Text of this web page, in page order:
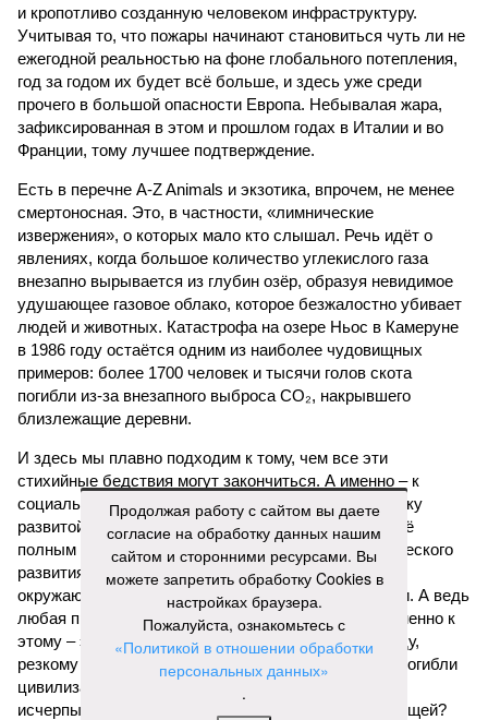
и кропотливо созданную человеком инфраструктуру.
Учитывая то, что пожары начинают становиться чуть ли не
ежегодной реальностью на фоне глобального потепления,
год за годом их будет всё больше, и здесь уже среди
прочего в большой опасности Европа. Небывалая жара,
зафиксированная в этом и прошлом годах в Италии и во
Франции, тому лучшее подтверждение.
Есть в перечне A-Z Animals и экзотика, впрочем, не менее
смертоносная. Это, в частности, «лимнические
извержения», о которых мало кто слышал. Речь идёт о
явлениях, когда большое количество углекислого газа
внезапно вырывается из глубин озёр, образуя невидимое
удушающее газовое облако, которое безжалостно убивает
людей и животных. Катастрофа на озере Ньос в Камеруне
в 1986 году остаётся одним из наиболее чудовищных
примеров: более 1700 человек и тысячи голов скота
погибли из-за внезапного выброса CO₂, накрывшего
близлежащие деревни.
И здесь мы плавно подходим к тому, чем все эти
стихийные бедствия могут закончиться. А именно – к
социальному коллапсу, то есть фактическому упадку
развитой цивилизации, зачастую с последующим её
полным уничтожением. Среди причин такого трагического
развития событий учёные называют деградацию
окружающей среды, истощение ресурсов и болезни. А ведь
любая природная катастрофа непременно ведёт именно к
этому – экономическому кризису, эпидемиям, голоду,
резкому сокращению численности населения. Так погибли
цивилизации шумеров, майя, кхмеров – список не
исчерпывающий. Какая цивилизация будет следующей?
Продолжая работу с сайтом вы даете
согласие на обработку данных нашим
сайтом и сторонними ресурсами. Вы
можете запретить обработку Cookies в
настройках браузера.
Пожалуйста, ознакомьтесь с
«Политикой в отношении обработки
персональных данных»
.